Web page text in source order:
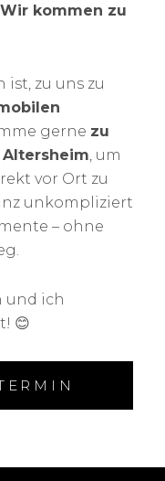
kommen zu
zu uns zu
gerne zu
Altersheim , um
vor Ort zu
unkompliziert
– ohne
und ich
😊